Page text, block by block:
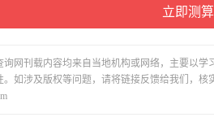
询网刊载内容均来自当地机构或网络，主要以
。如涉及版权等问题，请将链接反馈给我们，核